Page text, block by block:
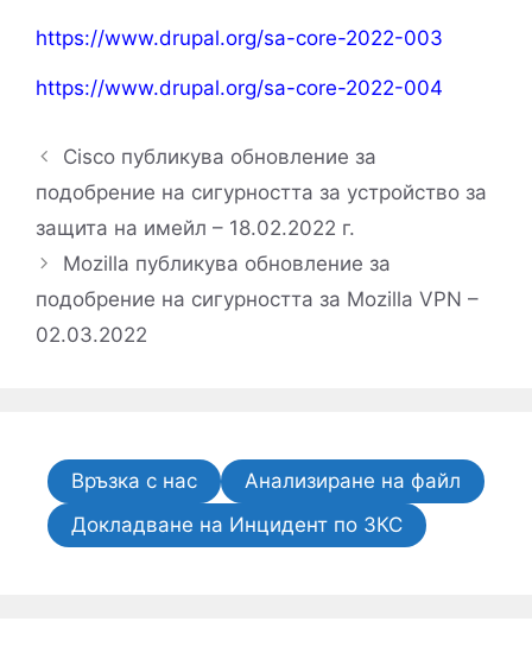
https://www.drupal.org/sa-core-2022-003
https://www.drupal.org/sa-core-2022-004
Cisco публикува обновление за
подобрение на сигурността за устройство за
защита на имейл – 18.02.2022 г.
Mozilla публикува обновление за
подобрение на сигурността за Mozilla VPN –
02.03.2022
Връзка с нас
Анализиране на файл
Докладване на Инцидент по ЗКС